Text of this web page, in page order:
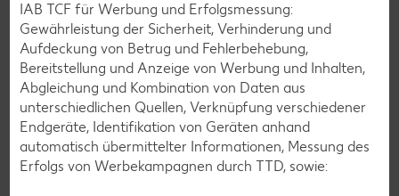
IAB TCF für Werbung und Erfolgsmessung:
Gewährleistung der Sicherheit, Verhinderung und
Aufdeckung von Betrug und Fehlerbehebung,
Bereitstellung und Anzeige von Werbung und Inhalten,
Abgleichung und Kombination von Daten aus
unterschiedlichen Quellen, Verknüpfung verschiedener
Endgeräte, Identifikation von Geräten anhand
automatisch übermittelter Informationen, Messung des
Erfolgs von Werbekampagnen durch TTD, sowie: